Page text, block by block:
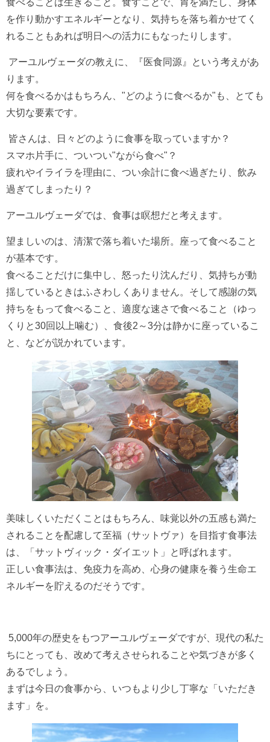
食べることは生きること。食すことで、胃を満たし、身体
を作り動かすエネルギーとなり、気持ちを落ち着かせてく
れることもあれば明日への活力にもなったりします。
アーユルヴェーダの教えに、『医食同源』という考えがあ
ります。
何を食べるかはもちろん、"どのように食べるか"も、とても
大切な要素です。
皆さんは、日々どのように食事を取っていますか？
スマホ片手に、ついつい"ながら食べ" ？
疲れやイライラを理由に、つい余計に食べ過ぎたり、飲み
過ぎてしまったり？
アーユルヴェーダでは、食事は瞑想だと考えます。
望ましいのは、清潔で落ち着いた場所。座って食べること
が基本です。
食べることだけに集中し、怒ったり沈んだり、気持ちが動
揺しているときはふさわしくありません。そして感謝の気
持ちをもって食べること、適度な速さで食べること（ゆっ
くりと30回以上噛む）、食後2 ～3分は静かに座っているこ
と、などが説かれています。
美味しくいただくことはもちろん、味覚以外の五感も満た
されることを配慮して至福（サットヴァ）を目指す食事法
は、「サットヴィック・ダイエット」と呼ばれます。
正しい食事法は、免疫力を高め、心身の健康を養う生命エ
ネルギーを貯えるのだそうです。
5,000年の歴史をもつアーユルヴェーダですが、現代の私た
ちにとっても、改めて考えさせられることや気づきが多く
あるでしょう。
まずは今日の食事から、いつもより少し丁寧な「いただき
ます」を。